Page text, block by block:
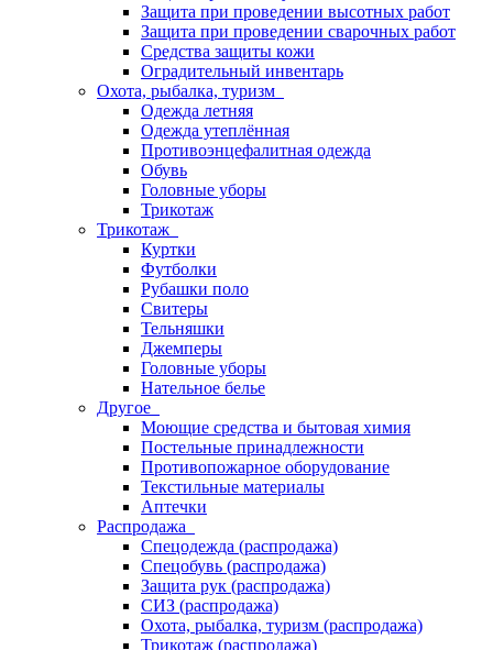
Защита при проведении высотных работ
Защита при проведении сварочных работ
Средства защиты кожи
Оградительный инвентарь
Охота, рыбалка, туризм
Одежда летняя
Одежда утеплённая
Противоэнцефалитная одежда
Обувь
Головные уборы
Трикотаж
Трикотаж
Куртки
Футболки
Рубашки поло
Свитеры
Тельняшки
Джемперы
Головные уборы
Нательное белье
Другое
Моющие средства и бытовая химия
Постельные принадлежности
Противопожарное оборудование
Текстильные материалы
Аптечки
Распродажа
Спецодежда (распродажа)
Спецобувь (распродажа)
Защита рук (распродажа)
СИЗ (распродажа)
Охота, рыбалка, туризм (распродажа)
Трикотаж (распродажа)